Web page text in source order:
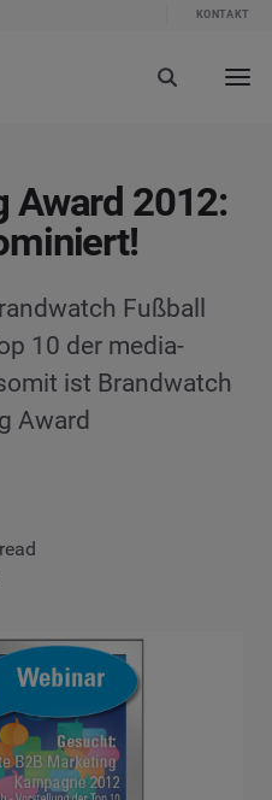
KONTAKT
Award 2012:
Fußball
10 der media-
ist Brandwatch
Award